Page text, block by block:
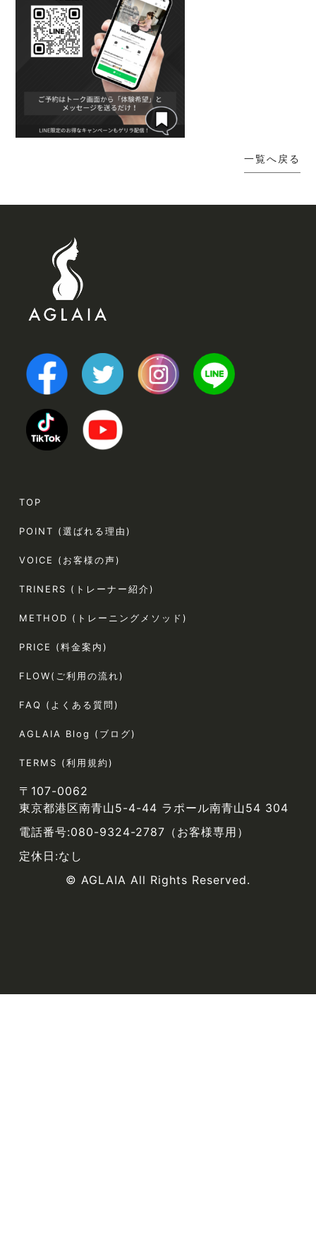
一覧へ戻る
TOP
POINT (選ばれる理由)
VOICE (お客様の声)
TRINERS (トレーナー紹介)
METHOD (トレーニングメソッド)
PRICE (料金案内)
FLOW(ご利用の流れ)
FAQ (よくある質問)
AGLAIA Blog (ブログ)
TERMS (利用規約)
〒107-0062
東京都港区南青山5-4-44 ラポール南青山54 304
電話番号:080-9324-2787（お客様専用）
定休日:なし
© AGLAIA All Rights Reserved.